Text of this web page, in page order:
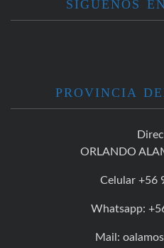
SIGUENOS
PROVINCIA
ORLANDO
Celular +56
Whatsapp:
Mail: